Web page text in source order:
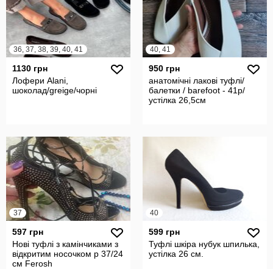
36, 37, 38, 39, 40, 41
1130 грн
Лофери Alani,
шоколад/greige/чорні
40, 41
950 грн
анатомічні лакові туфлі/
балетки / barefoot - 41р/
устілка 26,5см
37
597 грн
Нові туфлі з камінчиками з
відкритим носочком р 37/24
см Ferosh
40
599 грн
Туфлі шкіра нубук шпилька,
устілка 26 см.